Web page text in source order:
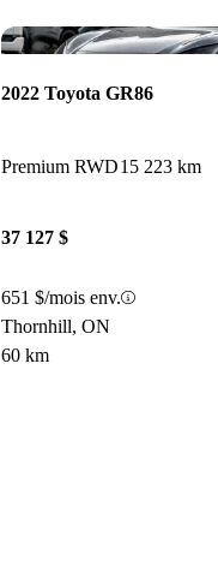
2022 Toyota GR86
Premium RWD15 223 km
37 127 $
651 $/mois env.
Thornhill, ON
60 km